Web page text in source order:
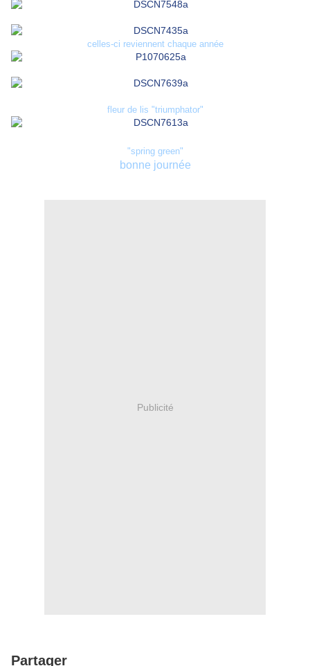
celles-ci reviennent chaque année
fleur de lis "triumphator"
"spring green"
bonne journée
Publicité
Partager